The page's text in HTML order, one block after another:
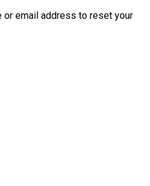
or email address to reset your